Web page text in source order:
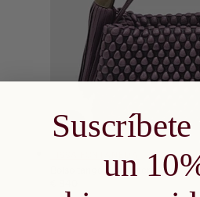
A LA CESTA AGOTADO
Bolso tango Plum nacre
PRECIO
un